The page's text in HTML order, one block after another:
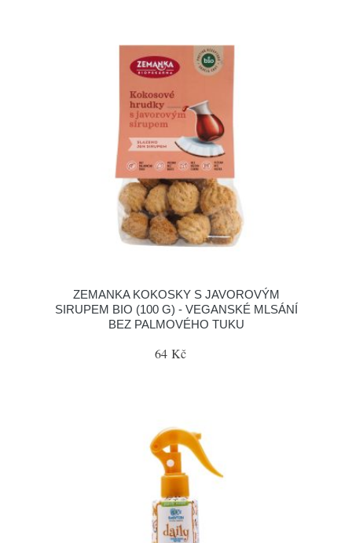
ZEMANKA KOKOSKY S JAVOROVÝM
SIRUPEM BIO (100 G) - VEGANSKÉ MLSÁNÍ
BEZ PALMOVÉHO TUKU
64 Kč